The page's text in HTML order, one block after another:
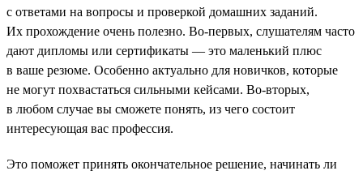
с ответами на вопросы и проверкой домашних заданий.
Их прохождение очень полезно. Во-первых, слушателям часто
дают дипломы или сертификаты — это маленький плюс
в ваше резюме. Особенно актуально для новичков, которые
не могут похвастаться сильными кейсами. Во-вторых,
в любом случае вы сможете понять, из чего состоит
интересующая вас профессия.
Это поможет принять окончательное решение, начинать ли